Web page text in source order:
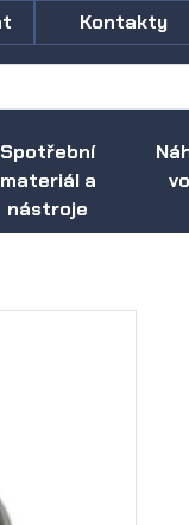
Spotřební
materiál a
nástroje
Kontakty